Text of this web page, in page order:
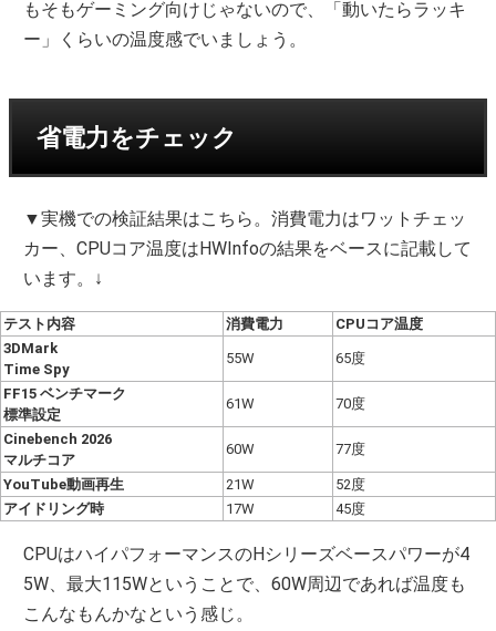
もそもゲーミング向けじゃないので、「動いたらラッキ
ー」くらいの温度感でいましょう。
省電力をチェック
▼実機での検証結果はこちら。消費電力はワットチェッ
カー、CPUコア温度はHWInfoの結果をベースに記載して
います。↓
テスト内容 消費電力
CPUコア温度
3DMark
Time Spy
55W 65度
FF15 ベンチマーク
標準設定
61W 70度
Cinebench 2026
マルチコア
60W 77度
YouTube動画再生 21W
52度
アイドリング時
17W 45度
CPUはハイパフォーマンスのHシリーズベースパワーが4
5W、最大115Wということで、60W周辺であれば温度も
こんなもんかなという感じ。